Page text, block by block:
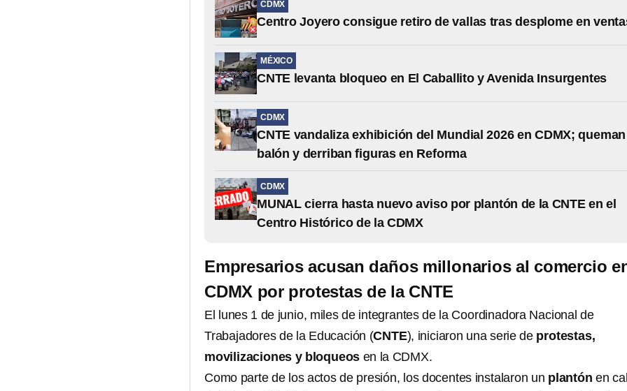
CDMX
Centro Joyero consigue retiro de vallas tras desplome en
MÉXICO
CNTE levanta bloqueo en El Caballito y Avenida Insurgentes
CDMX
CNTE vandaliza exhibición del Mundial 2026 en CDMX; queman
balón y derriban figuras en Reforma
CDMX
MUNAL cierra hasta nuevo aviso por plantón de la CNTE en el
Centro Histórico de la CDMX
Empresarios acusan daños millonarios al comercio
CDMX por protestas de la CNTE
El lunes 1 de junio, miles de integrantes de la Coordinadora Nacional de
Trabajadores de la Educación (CNTE), iniciaron una serie de protestas,
movilizaciones y bloqueos en la CDMX.
Como parte de los actos de presión, los docentes instalaron un plantón en